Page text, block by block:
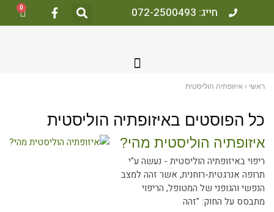
חייג: 072-2500493
ראשי › איזופתיה הוליסטית
כל הפוסטים באיזופתיה הוליסטית
איזופתיה הוליסטית מהי?
ריפוי באיזופתיה הוליסטית - נעשה ע"י
תרופה אנרגטית-רוחנית, אשר זהה למצב
הנפשי והגופני של המטופל, הריפוי
מתבסס על החוק: "זהה